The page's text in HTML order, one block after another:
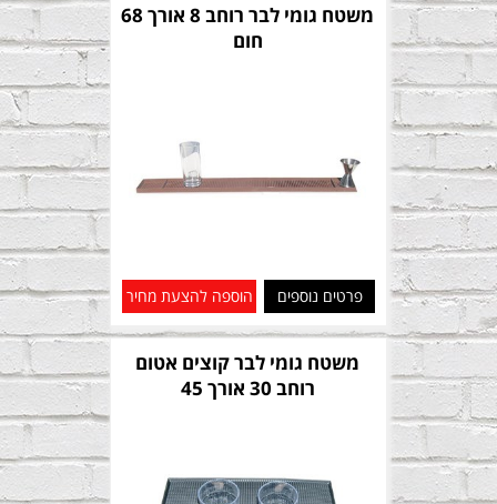
משטח גומי לבר רוחב 8 אורך 68
חום
פרטים נוספים הוספה להצעת מחיר
משטח גומי לבר קוצים אטום
רוחב 30 אורך 45